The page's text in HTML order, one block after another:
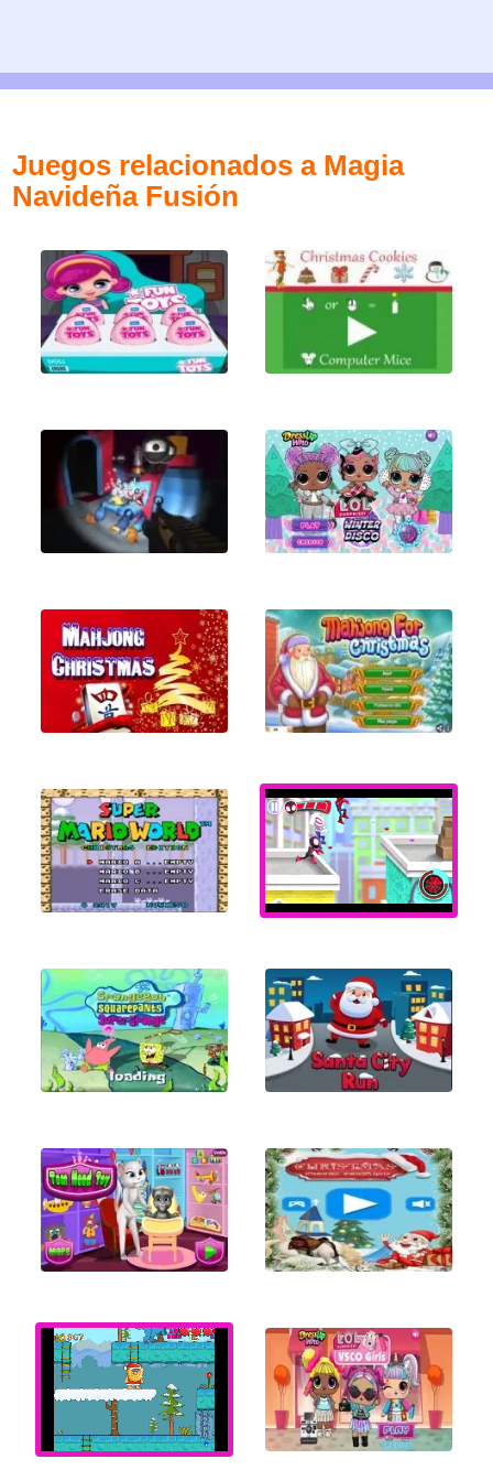
Juegos relacionados a Magia
Navideña Fusión